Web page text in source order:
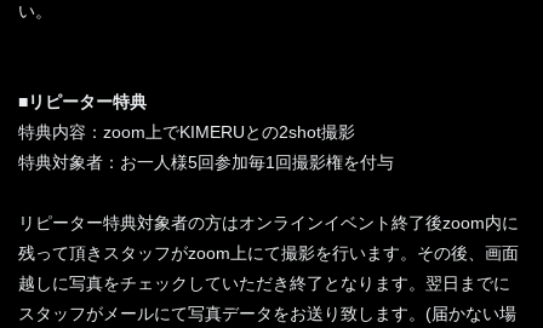
い。
■リピーター特典
特典内容：zoom上でKIMERUとの2shot撮影
特典対象者：お一人様5回参加毎1回撮影権を付与
リピーター特典対象者の方はオンラインイベント終了後zoom内に
残って頂きスタッフがzoom上にて撮影を行います。その後、画面
越しに写真をチェックしていただき終了となります。翌日までに
スタッフがメールにて写真データをお送り致します。(届かない場